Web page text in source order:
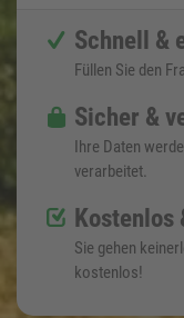
Schnell &
Füllen Sie den
Sicher &
Ihre Daten
verarbeitet.
Sie gehen
kostenlos!